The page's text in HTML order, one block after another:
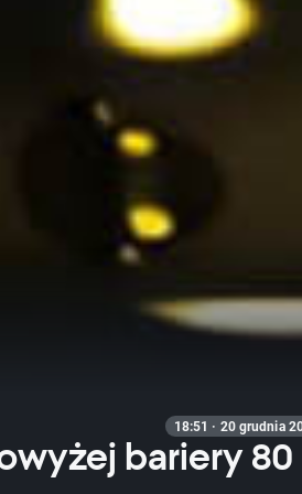
18:51 · 20 grudnia
bariery 80